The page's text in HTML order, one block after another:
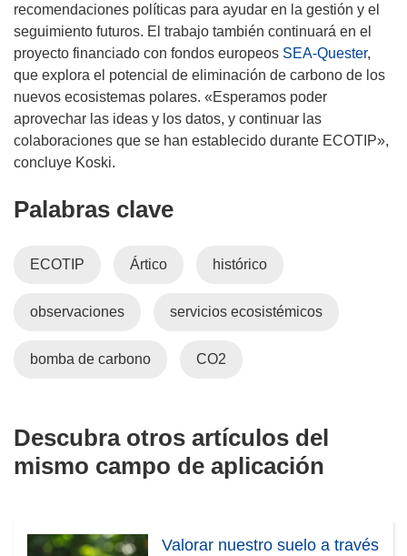
recomendaciones políticas para ayudar en la gestión y el
seguimiento futuros. El trabajo también continuará en el
proyecto financiado con fondos europeos SEA-Quester,
que explora el potencial de eliminación de carbono de los
nuevos ecosistemas polares. «Esperamos poder
aprovechar las ideas y los datos, y continuar las
colaboraciones que se han establecido durante ECOTIP»,
concluye Koski.
Palabras clave
ECOTIP Ártico histórico
observaciones servicios ecosistémicos
bomba de carbono CO2
Descubra otros artículos del
mismo campo de aplicación
Valorar nuestro suelo a través